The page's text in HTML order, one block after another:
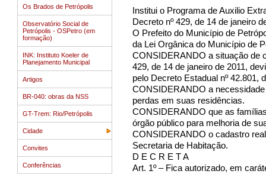
Os Brados de Petrópolis
Observatório Social de
Petrópolis - OSPetro (em
formação)
INK: Instituto Koeler de
Planejamento Municipal
Artigos
BR-040: obras da NSS
GT-Trem: Rio/Petrópolis
Cidade
Convites
Conferências
Institui o Programa de Auxilio
Decreto nº 429, de 14 de janeiro
O Prefeito do Município de
da Lei Orgânica do Município de
CONSIDERANDO a situação de
429, de 14 de janeiro de 2011,
pelo Decreto Estadual nº 42.801,
CONSIDERANDO a
perdas em suas residências.
CONSIDERANDO que as
órgão público para melhoria de
CONSIDERANDO o cadastro
Secretaria de Habitação.
D E C R E T A
Art. 1º – Fica autorizado, em